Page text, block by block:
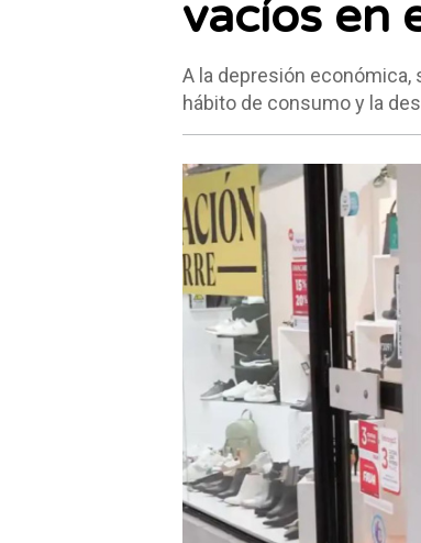
vacíos en
A la depresión
hábito de consumo y la